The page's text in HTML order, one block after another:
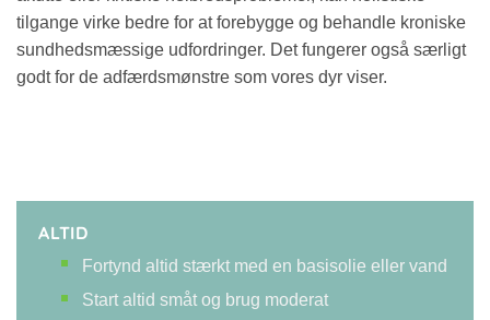
tilgange virke bedre for at forebygge og behandle kroniske
sundhedsmæssige udfordringer. Det fungerer også særligt
godt for de adfærdsmønstre som vores dyr viser.
ALTID
Fortynd altid stærkt med en basisolie eller vand
Start altid småt og brug moderat